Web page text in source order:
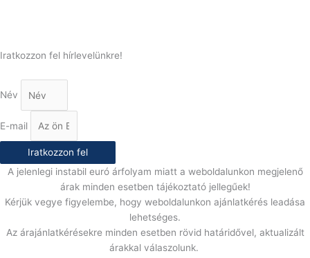
Iratkozzon fel hírlevelünkre!
Név
E-mail
Iratkozzon fel
A jelenlegi instabil euró árfolyam miatt a weboldalunkon megjelenő
árak minden esetben tájékoztató jellegűek!
Kérjük vegye figyelembe, hogy weboldalunkon ajánlatkérés leadása
lehetséges.
Az árajánlatkérésekre minden esetben rövid határidővel, aktualizált
árakkal válaszolunk.